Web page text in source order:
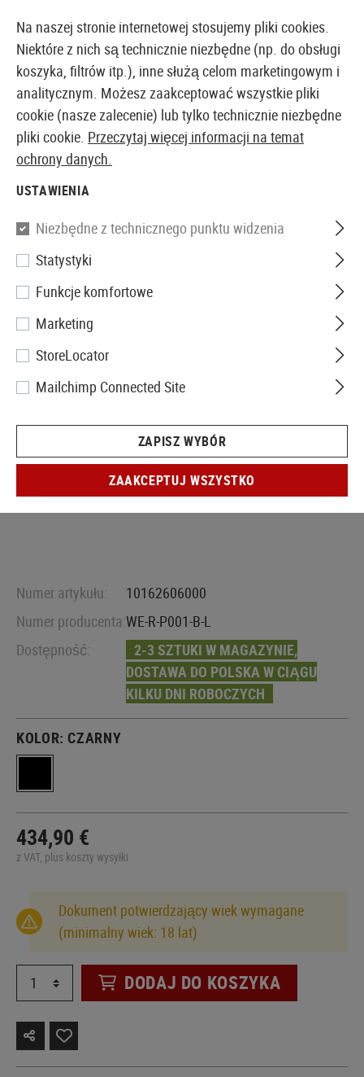
EUROPEJSKI AIRSOFT SKLEP I HURTOWNIA
Strona główna
KAC PDW 10 Inch GBR
Numer artykułu:
10162606000
Numer producenta:WE-R-P001-B-L
Dostępność:
2-3 SZTUKI W MAGAZYNIE,
DOSTAWA DO POLSKA W CIĄGU
KILKU DNI ROBOCZYCH
KOLOR: CZARNY
434,90 €
z VAT, plus koszty wysyłki
Dokument potwierdzający wiek wymagane
(minimalny wiek: 18 lat)
DODAJ DO KOSZYKA
Na naszej stronie internetowej stosujemy pliki cookies.
Niektóre z nich są technicznie niezbędne (np. do obsługi
koszyka, filtrów itp.), inne służą celom marketingowym i
analitycznym. Możesz zaakceptować wszystkie pliki
cookie (nasze zalecenie) lub tylko technicznie niezbędne
pliki cookie. Przeczytaj więcej informacji na temat
ochrony danych.
USTAWIENIA
Niezbędne z technicznego punktu widzenia
Statystyki
Funkcje komfortowe
Marketing
StoreLocator
Mailchimp Connected Site
ZAPISZ WYBÓR
ZAAKCEPTUJ WSZYSTKO